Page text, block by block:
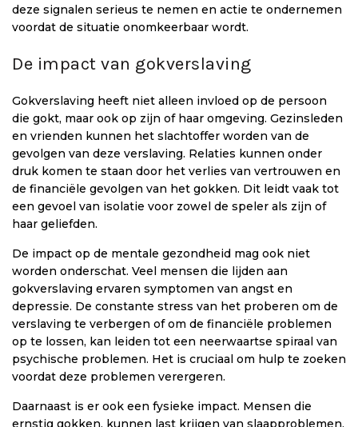
deze signalen serieus te nemen en actie te ondernemen
voordat de situatie onomkeerbaar wordt.
De impact van gokverslaving
Gokverslaving heeft niet alleen invloed op de persoon
die gokt, maar ook op zijn of haar omgeving. Gezinsleden
en vrienden kunnen het slachtoffer worden van de
gevolgen van deze verslaving. Relaties kunnen onder
druk komen te staan door het verlies van vertrouwen en
de financiële gevolgen van het gokken. Dit leidt vaak tot
een gevoel van isolatie voor zowel de speler als zijn of
haar geliefden.
De impact op de mentale gezondheid mag ook niet
worden onderschat. Veel mensen die lijden aan
gokverslaving ervaren symptomen van angst en
depressie. De constante stress van het proberen om de
verslaving te verbergen of om de financiële problemen
op te lossen, kan leiden tot een neerwaartse spiraal van
psychische problemen. Het is cruciaal om hulp te zoeken
voordat deze problemen verergeren.
Daarnaast is er ook een fysieke impact. Mensen die
ernstig gokken, kunnen last krijgen van slaapproblemen,